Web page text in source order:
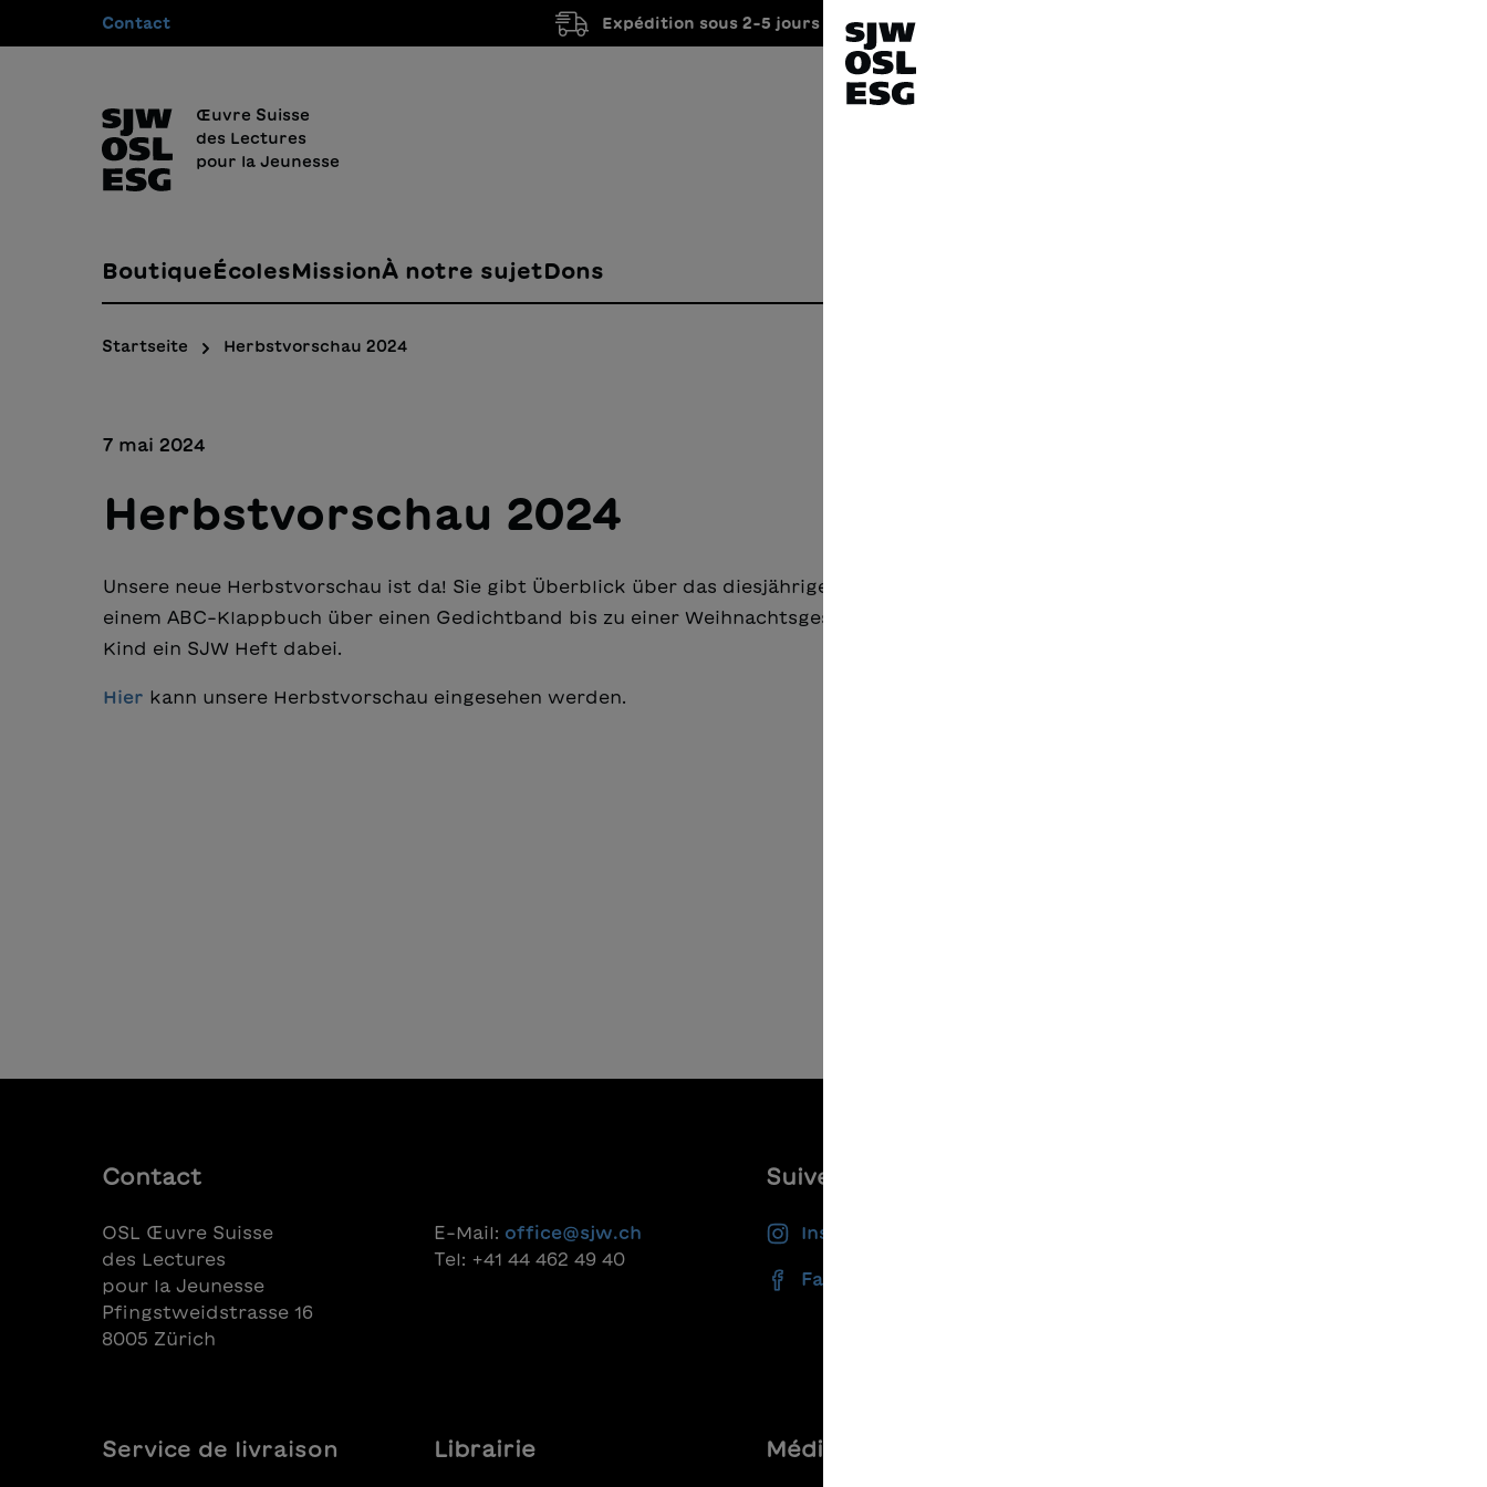
Passer à la navigation principale
Contact Expédition sous 2-5 jours ouvrés
Œuvre Suisse
des Lectures
pour la Jeunesse
BoutiqueÉcolesMissionÀ notre sujetDons
Startseite Herbstvorschau 2024
7 mai 2024
Herbstvorschau 2024
Unsere neue Herbstvorschau ist da! Sie gibt Überblick über das diesjährige Verlagsprogramm. Von
einem ABC-Klappbuch über einen Gedichtband bis zu einer Weihnachtsgeschichte ist für jedes
Kind ein SJW Heft dabei.
Hier kann unsere Herbstvorschau eingesehen werden.
Contact
OSL Œuvre Suisse
des Lectures
pour la Jeunesse
Pfingstweidstrasse 16
8005 Zürich
E-Mail: office@sjw.ch
Tel: +41 44 462 49 40
Suivez-nous
Instagram
Facebook
Service de livraison Librairie Médias